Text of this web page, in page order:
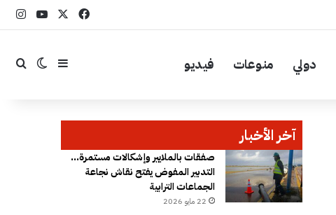
فيسبوك
دولي منوعات فيديو إضافة عمود
الوضع
آخر الأخبار
صفقات بالملايير وإشكالات مستمرة…
التدبير المفوض يفتح نقاش نجاعة
الجماعات الترابية
22 مايو 2026